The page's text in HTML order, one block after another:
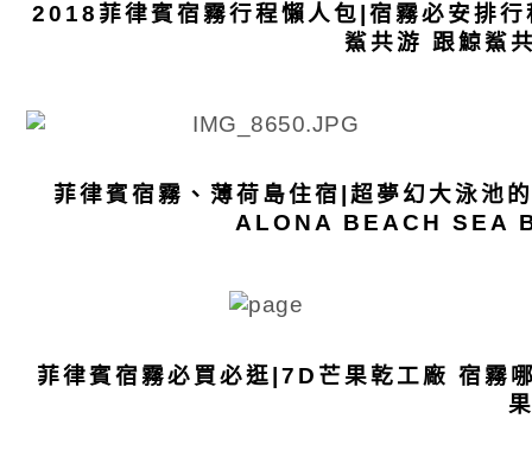
2018菲律賓宿霧行程懶人包|宿霧必安排
鯊共游 跟鯨鯊
菲律賓宿霧、薄荷島住宿|超夢幻大泳池
ALONA BEACH SEA
菲律賓宿霧必買必逛|7D芒果乾工廠 宿霧